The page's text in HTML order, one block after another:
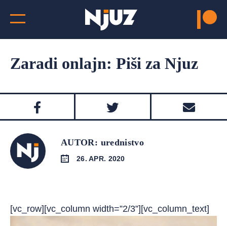
Zaradi onlajn: Piši za Njuz
AUTOR: urednistvo
26. APR. 2020
[vc_row][vc_column width=”2/3”][vc_column_text]